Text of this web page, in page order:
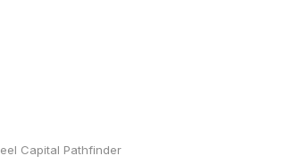
Capital Pathfinder